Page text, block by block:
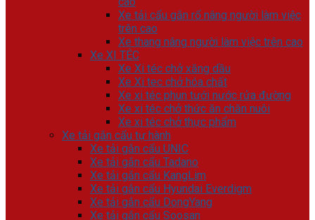
Xe tải cẩu gắn rổ nâng người làm việc
trên cao
Xe thang nâng người làm việc trên cao
Xe XI TÉC
Xe Xi téc chở xăng dầu
Xe Xi tec chở hóa chất
Xe xi téc phun tưới nước rửa đường
Xe xi téc chở thức ăn chăn nuôi
Xe xi téc chở thực phẩm
Xe tải gắn cẩu tự hành
Xe tải gắn cẩu UNIC
Xe tải gắn cẩu Tadano
Xe tải gắn cẩu KangLim
Xe tải gắn cẩu Hyundai Everdigm
Xe tải gắn cẩu DongYang
Xe tải gắn cẩu Soosan